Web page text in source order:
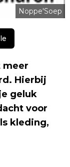
Noppe'Soep
meer
Hierbij
geluk
voor
kleding,